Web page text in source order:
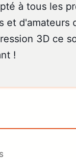
à tous les
et d'amateurs
3D ce
!